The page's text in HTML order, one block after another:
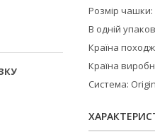
Розмір чашки:
В одній
Країна
Країна
Система: